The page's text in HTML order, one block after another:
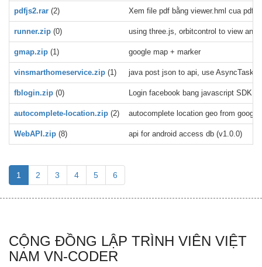
pdfjs2.rar (2) Xem file pdf bằng viewer.hml cua
runner.zip (0) using three.js, orbitcontrol to view an
gmap.zip (1) google map + marker
vinsmarthomeservice.zip (1) java post json to api, use AsyncTask,
fblogin.zip (0) Login facebook bang javascript SDK
autocomplete-location.zip (2) autocomplete location geo from
WebAPI.zip (8) api for android access db (v1.0.0)
1 2 3 4 5 6
CỘNG ĐỒNG LẬP TRÌNH VIÊN VIỆT
NAM VN-CODER